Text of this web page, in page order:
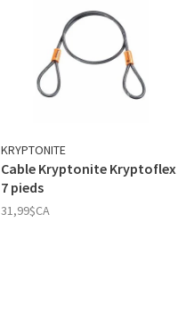
KRYPTONITE
Cable Kryptonite Kryptoflex
7 pieds
31,99$CA